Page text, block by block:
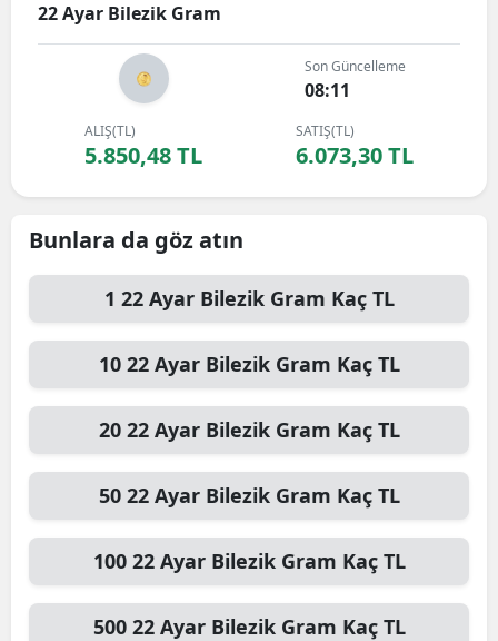
22 Ayar Bilezik Gram
Son Güncelleme
08:11
ALIŞ(TL)
5.850,48 TL
SATIŞ(TL)
6.073,30 TL
Bunlara da göz atın
1 22 Ayar Bilezik Gram Kaç TL
10 22 Ayar Bilezik Gram Kaç TL
20 22 Ayar Bilezik Gram Kaç TL
50 22 Ayar Bilezik Gram Kaç TL
100 22 Ayar Bilezik Gram Kaç TL
500 22 Ayar Bilezik Gram Kaç TL